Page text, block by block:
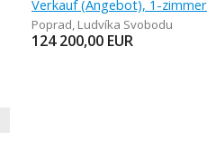
Poprad, Ludvíka Svobodu
124 200,00 EUR